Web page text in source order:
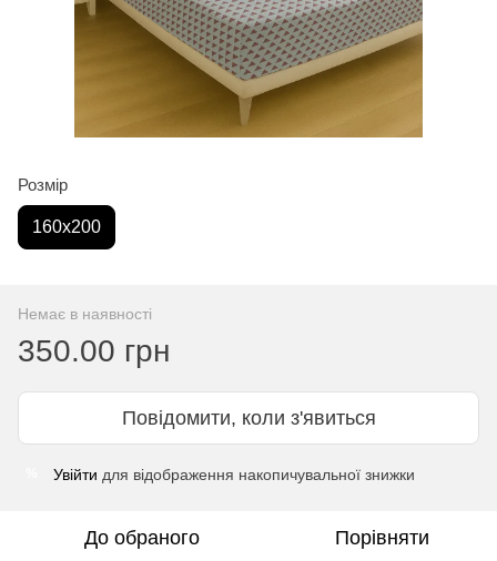
Розмір
160х200
Немає в наявності
350.00 грн
Повідомити, коли з'явиться
Увійти для відображення накопичувальної знижки
До обраного Порівняти